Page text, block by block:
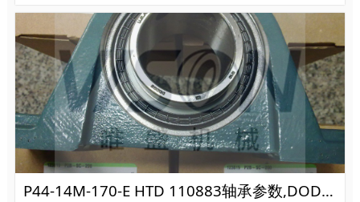
P44-14M-170-E HTD 110883轴承参数,DODGE轴承P44-14M-170-E HTD 110883重量